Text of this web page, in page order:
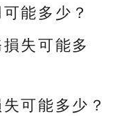
能多少？
失可能多
可能多少？